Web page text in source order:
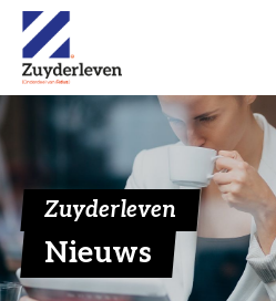
Zuyderleven
Nieuws